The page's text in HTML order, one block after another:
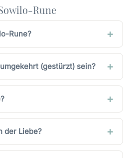
Rune
Rune?
(gestürzt) sein?
der Liebe?